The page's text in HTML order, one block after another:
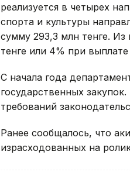
реализуется в четырех
спорта и культуры
сумму 293,3 млн тенге.
тенге или 4% при
С начала года
государственных
требований
Ранее сообщалось, что
израсходованных на